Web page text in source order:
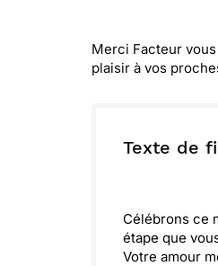
Merci Facteur
plaisir à vos
Texte de
Célébrons ce
étape que
Votre amour